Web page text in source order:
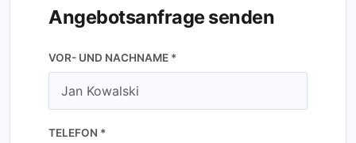
Angebotsanfrage senden
VOR- UND NACHNAME *
TELEFON *